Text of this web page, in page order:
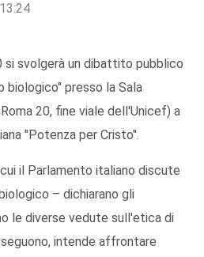
13:24
si svolgerà un dibattito pubblico
presso la Sala
20, fine viale dell'Unicef) a
"Potenza per Cristo".
il Parlamento italiano discute
– dichiarano gli
le diverse vedute sull'etica di
intende affrontare